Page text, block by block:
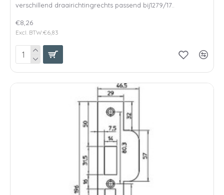
verschillend draairichtingrechts passend bij1279/17..
€8,26
Excl. BTW:€6,83